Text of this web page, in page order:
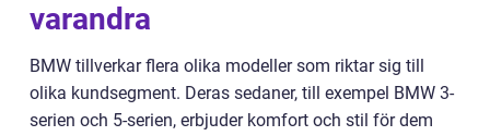
varandra
BMW tillverkar flera olika modeller som riktar sig till
olika kundsegment. Deras sedaner, till exempel BMW 3-
serien och 5-serien, erbjuder komfort och stil för dem